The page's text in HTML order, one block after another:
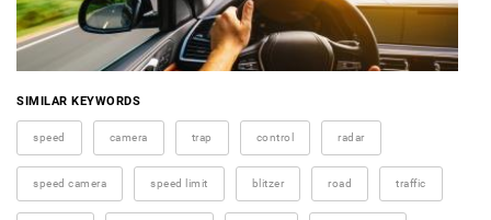
SIMILAR KEYWORDS
speed camera trap control radar
speed camera speed limit blitzer road traffic